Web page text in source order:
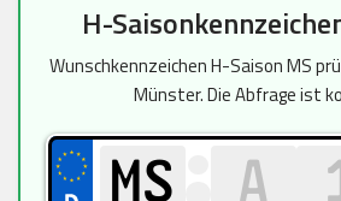
springen
H-
Wunschkennzeichen H-Saison MS
Münster. Die Abfrage ist